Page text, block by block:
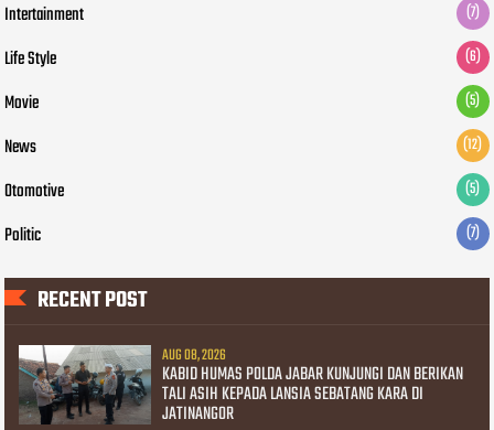
Intertainment (7)
Life Style (6)
Movie (5)
News (12)
Otomotive (5)
Politic (7)
RECENT POST
AUG 08, 2026
KABID HUMAS POLDA JABAR KUNJUNGI DAN BERIKAN
TALI ASIH KEPADA LANSIA SEBATANG KARA DI
JATINANGOR